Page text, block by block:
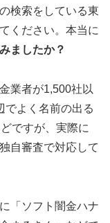
検索をしている東
ください。本当に
ましたか？
業者が1,500社以
でよく名前の出る
ですが、実際に
自審査で対応して
「ソフト闇金ハナ